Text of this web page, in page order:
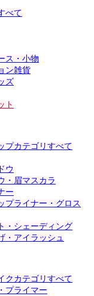
べて
ス・小物
ン雑貨
ズ
ト
プカテゴリすべて
ウ
・眉マスカラ
ー
プライナー・グロス
・シェーディング
・アイラッシュ
クカテゴリすべて
プライマー